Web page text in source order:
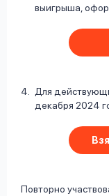
выигрыша,
Для
декабря 2024
Повторно